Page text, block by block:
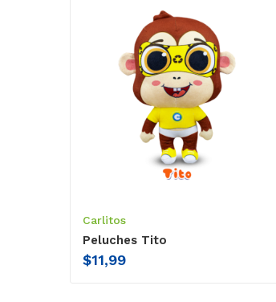
Carlitos
Peluches Tito
$11,99